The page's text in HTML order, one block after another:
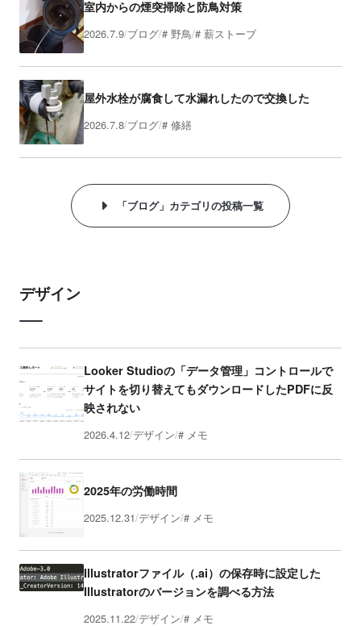
室内からの煙突掃除と防鳥対策
2026.7.9 ブログ 野鳥 薪ストーブ
屋外水栓が腐食して水漏れしたので交換した
2026.7.8 ブログ 修繕
「ブログ」カテゴリの投稿一覧
デザイン
Looker Studioの「データ管理」コントロールで
サイトを切り替えてもダウンロードしたPDFに反
映されない
2026.4.12 デザイン メモ
2025年の労働時間
2025.12.31 デザイン メモ
Illustratorファイル（.ai）の保存時に設定した
Illustratorのバージョンを調べる方法
2025.11.22 デザイン メモ